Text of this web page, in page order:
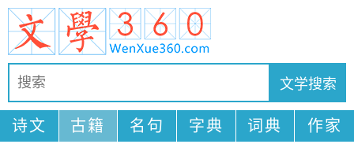
诗文 古籍 名句 字典 词典 作家